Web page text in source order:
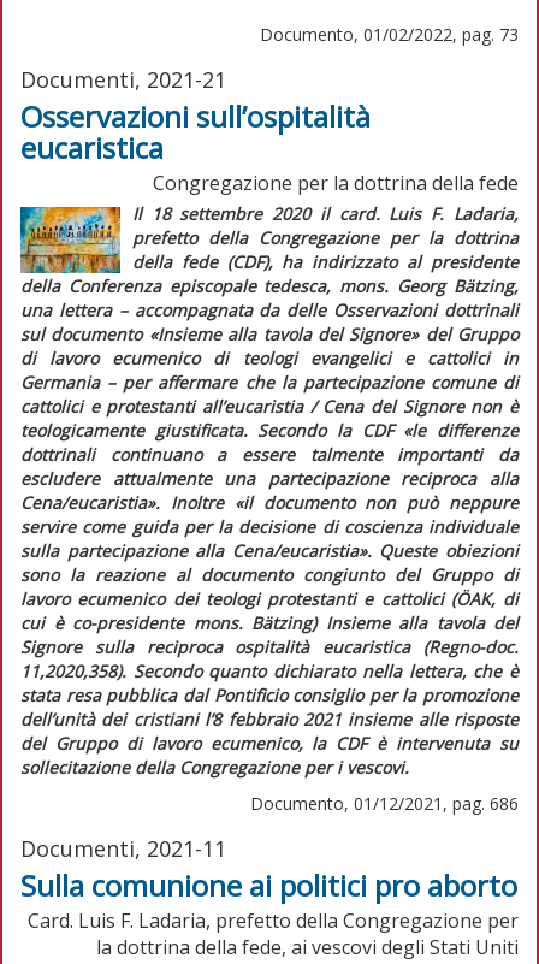
Documento, 01/02/2022, pag. 73
Documenti, 2021-21
Osservazioni sull’ospitalità
eucaristica
Congregazione per la dottrina della fede
Il 18 settembre 2020 il card. Luis F. Ladaria,
prefetto della Congregazione per la dottrina
della fede (CDF), ha indirizzato al presidente
della Conferenza episcopale tedesca, mons. Georg Bätzing,
una lettera – accompagnata da delle Osservazioni dottrinali
sul documento «Insieme alla tavola del Signore» del Gruppo
di lavoro ecumenico di teologi evangelici e cattolici in
Germania – per affermare che la partecipazione comune di
cattolici e protestanti all’eucaristia / Cena del Signore non è
teologicamente giustificata. Secondo la CDF «le differenze
dottrinali continuano a essere talmente importanti da
escludere attualmente una partecipazione reciproca alla
Cena/eucaristia». Inoltre «il documento non può neppure
servire come guida per la decisione di coscienza individuale
sulla partecipazione alla Cena/eucaristia». Queste obiezioni
sono la reazione al documento congiunto del Gruppo di
lavoro ecumenico dei teologi protestanti e cattolici (ÖAK, di
cui è co-presidente mons. Bätzing) Insieme alla tavola del
Signore sulla reciproca ospitalità eucaristica (Regno-doc.
11,2020,358). Secondo quanto dichiarato nella lettera, che è
stata resa pubblica dal Pontificio consiglio per la promozione
dell’unità dei cristiani l’8 febbraio 2021 insieme alle risposte
del Gruppo di lavoro ecumenico, la CDF è intervenuta su
sollecitazione della Congregazione per i vescovi.
Documento, 01/12/2021, pag. 686
Documenti, 2021-11
Sulla comunione ai politici pro aborto
Card. Luis F. Ladaria, prefetto della Congregazione per
la dottrina della fede, ai vescovi degli Stati Uniti